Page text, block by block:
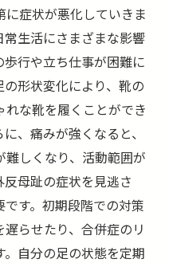
に症状が悪化していきま
生活にさまざまな影響
行や立ち仕事が困難に
形状変化により、靴の
な靴を履くことができ
、痛みが強くなると、
しくなり、活動範囲が
母趾の症状を見逃さ
す。初期段階での対策
らせたり、合併症のリ
自分の足の状態を定期